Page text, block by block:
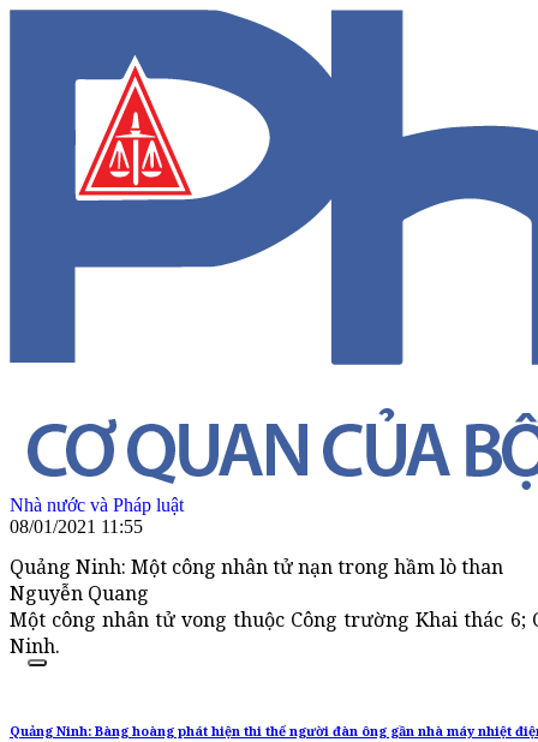
Nhà nước và Pháp luật
08/01/2021 11:55
Quảng Ninh: Một công nhân tử nạn trong hầm lò than
Nguyễn Quang
Một công nhân tử vong thuộc Công trường Khai thác 6;
Ninh.
Quảng Ninh: Bàng hoàng phát hiện thi thể người đàn ông gần nhà máy nhiệt